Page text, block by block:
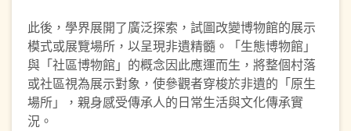
此後，學界展開了廣泛探索，試圖改變博物館的展示
模式或展覽場所，以呈現非遺精髓。「生態博物館」
與「社區博物館」的概念因此應運而生，將整個村落
或社區視為展示對象，使參觀者穿梭於非遺的「原生
場所」，親身感受傳承人的日常生活與文化傳承實
況。